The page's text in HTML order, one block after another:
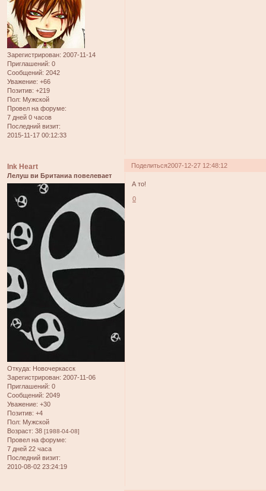
Зарегистрирован: 2007-11-14
Приглашений: 0
Сообщений: 2042
Уважение: +66
Позитив: +219
Пол: Мужской
Провел на форуме:
7 дней 0 часов
Последний визит:
2015-11-17 00:12:33
Поделиться2007-12-27 12:48:12
Ink Heart
Лелуш ви Британиа повелевает
Откуда: Новочеркасск
Зарегистрирован: 2007-11-06
Приглашений: 0
Сообщений: 2049
Уважение: +30
Позитив: +4
Пол: Мужской
Возраст: 38 [1988-04-08]
Провел на форуме:
7 дней 22 часа
Последний визит:
2010-08-02 23:24:19
А то!
0